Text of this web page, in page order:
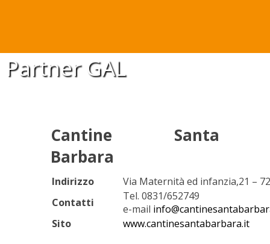
Partner GAL
Cantine Santa
Barbara
Indirizzo
Via Maternità ed infanzia,21 –
Contatti
Tel. 0831/652749
e-mail
Sito
www.cantinesantabarbara.it